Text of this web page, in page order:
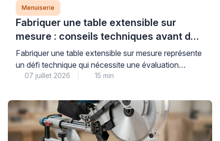
Menuiserie
Fabriquer une table extensible sur
mesure : conseils techniques avant de
se lancer
Fabriquer une table extensible sur mesure représente
un défi technique qui nécessite une évaluation
précise des contraintes mécaniques, en particulier
résistance structurelle de l’ensemble. Au-delà de
l’apparente simplicité d’une table rectangulaire
classique, l’ajout d’un mécanisme d’extension
soulève des questions concrètes de centre de
07 juillet 2026 15 min